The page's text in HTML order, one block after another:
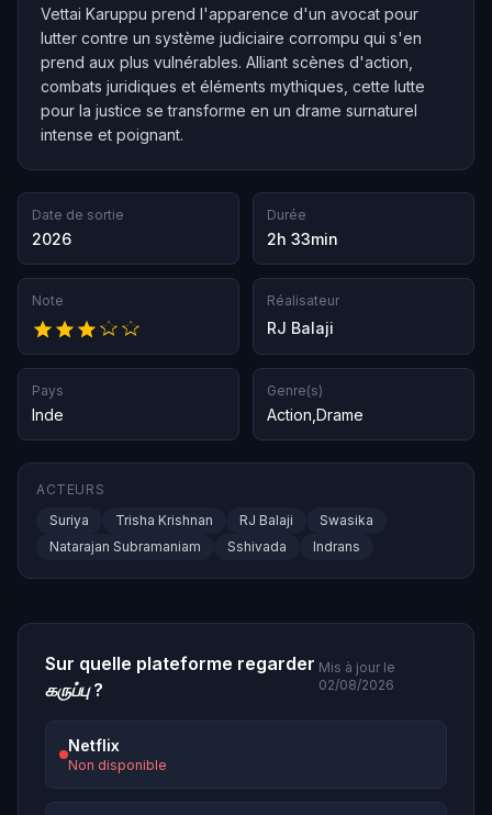
Vettai Karuppu prend l'apparence d'un avocat pour
lutter contre un système judiciaire corrompu qui s'en
prend aux plus vulnérables. Alliant scènes d'action,
combats juridiques et éléments mythiques, cette lutte
pour la justice se transforme en un drame surnaturel
intense et poignant.
Date de sortie
2026
Durée
2h 33min
Note Réalisateur
RJ Balaji
Pays
Inde
Genre(s)
Action Drame
ACTEURS
Suriya
Trisha Krishnan RJ Balaji
Swasika
Natarajan Subramaniam
Sshivada Indrans
Sur quelle plateforme regarder
கருப்பு?
Mis à jour le
02/08/2026
Netflix
Non disponible